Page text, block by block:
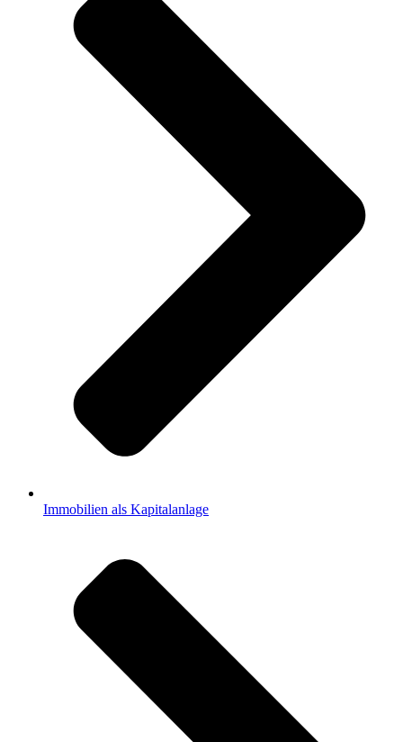
Immobilien als Kapitalanlage